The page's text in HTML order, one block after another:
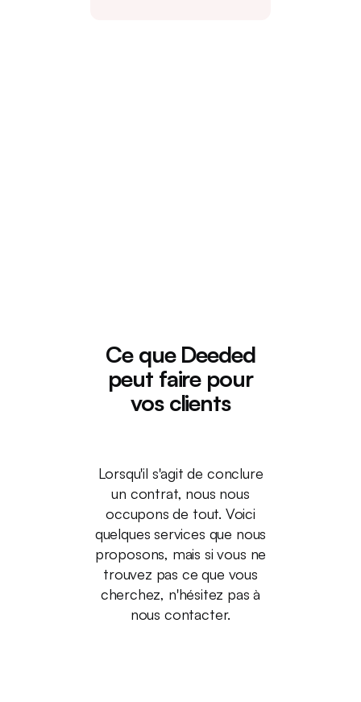
Ce que Deeded
peut faire pour
vos clients
Lorsqu'il s'agit de conclure
un contrat, nous nous
occupons de tout. Voici
quelques services que nous
proposons, mais si vous ne
trouvez pas ce que vous
cherchez, n'hésitez pas à
nous contacter.